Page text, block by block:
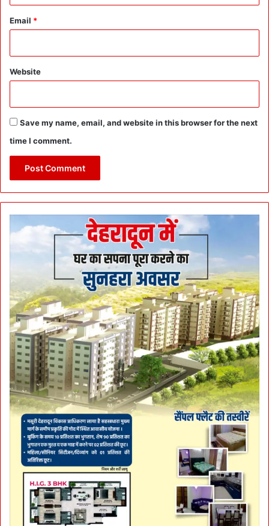
Email *
Website
Save my name, email, and website in this browser for the next
time I comment.